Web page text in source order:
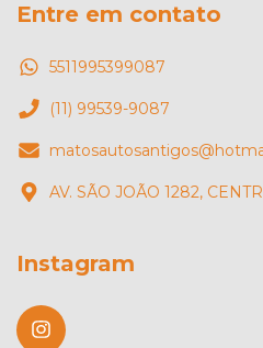
Entre em contato
5511995399087
(11) 99539-9087
AV. SÃO JOÃO 1282,
Instagram